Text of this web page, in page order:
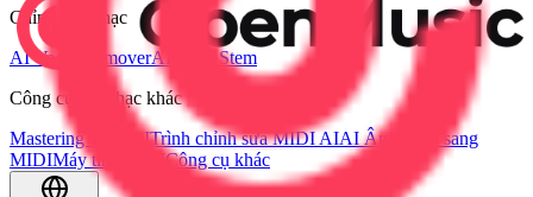
Chỉnh sửa nhạc
AI Vocal RemoverAI Tách Stem
Công cụ âm nhạc khác
Mastering bằng AITrình chỉnh sửa MIDI AIAI Âm thanh sang
MIDIMáy tính BPMCông cụ khác